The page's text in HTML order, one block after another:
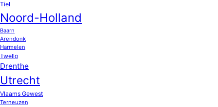
Tiel
Noord-Holland
Baarn
Arendonk
Harmelen
Twello
Drenthe
Utrecht
Vlaams Gewest
Terneuzen